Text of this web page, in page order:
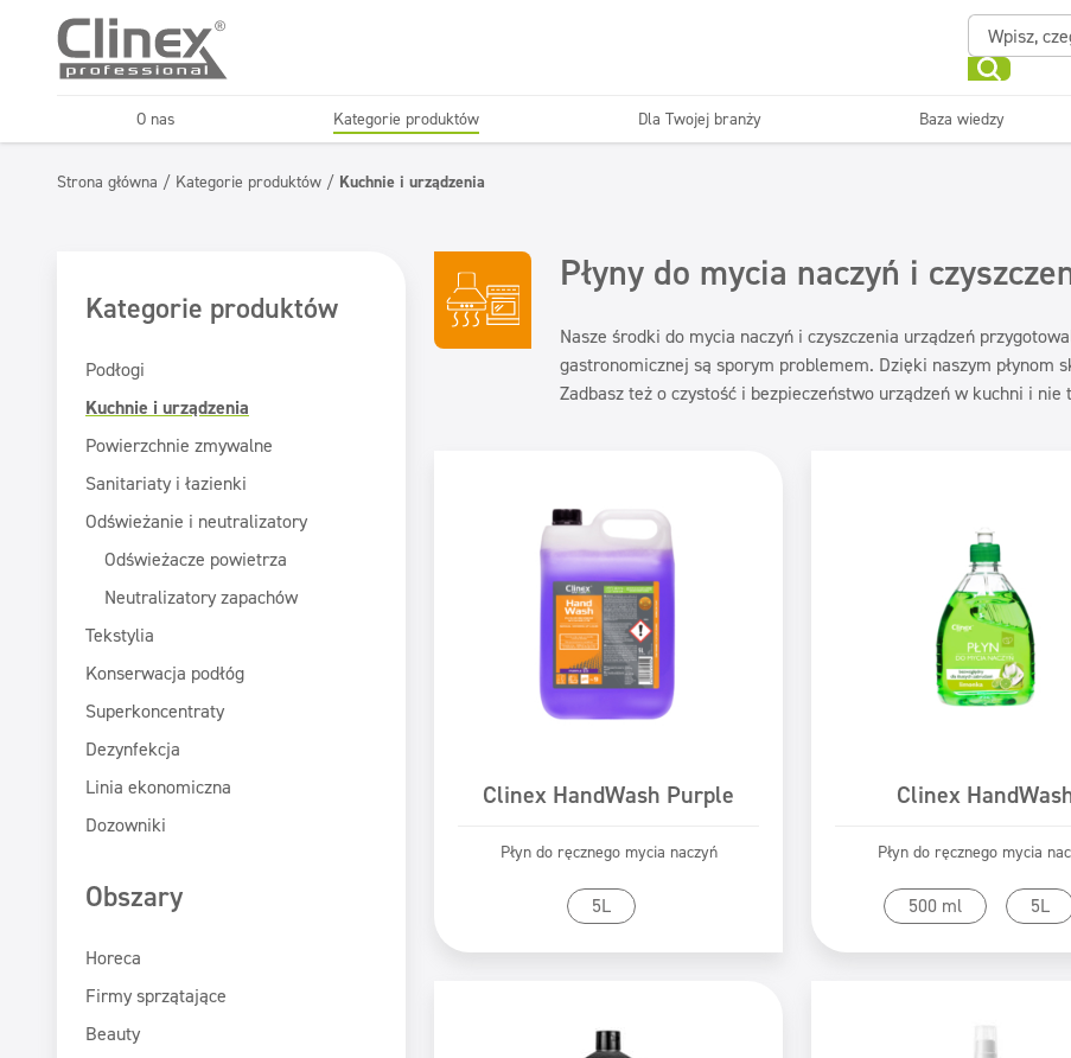
O nas Kategorie produktów Dla Twojej branży
Horeca Firmy sprzątające
Baza wiedzy
Strona główna / Kategorie produktów / Kuchnie i urządzenia
Kategorie produktów
Podłogi
Kuchnie i urządzenia
Powierzchnie zmywalne
Sanitariaty i łazienki
Odświeżanie i neutralizatory
Odświeżacze powietrza
Neutralizatory zapachów
Tekstylia
Konserwacja podłóg
Superkoncentraty
Dezynfekcja
Linia ekonomiczna
Dozowniki
Obszary
Horeca
Firmy sprzątające
Beauty
Płyny do mycia naczyń i
Nasze środki do mycia naczyń i czyszczenia urządzeń
gastronomicznej są sporym problemem. Dzięki naszym płynom
Zadbasz też o czystość i bezpieczeństwo urządzeń w kuchni i nie
Clinex HandWash Purple
Płyn do ręcznego mycia naczyń
5L
Przejdź do produktu
Clinex
Płyn do ręcznego mycia
500 ml 5L
Przejdź do